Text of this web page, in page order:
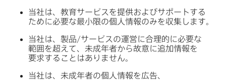
当社は、​教育サービスを​提供および​サポートする​
ために​必要な​最小限の​個人情報のみを​収集します。
当社は、​製品/サービスの​運営に​合理的に​必要な​
範囲を​超えて、​未成年者から​故意に​追加情報を​
要求する​ことは​ありません。
当社は、​未成年者の​個人情報を​広告、​